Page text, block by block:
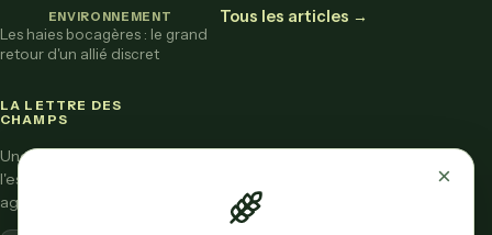
ENVIRONNEMENT
Les haies bocagères : le grand
retour d'un allié discret
Tous les articles →
LA LETTRE DES
CHAMPS
Une fois par mois,
l'essentiel de l'actu
agricole vulgarisée.
×